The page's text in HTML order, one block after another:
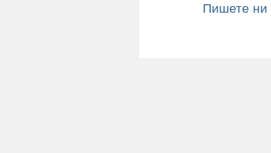
Пишете ни